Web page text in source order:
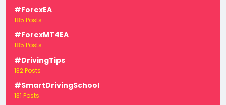
#ForexEA
185 Posts
#ForexMT4EA
185 Posts
#DrivingTips
132 Posts
#SmartDrivingSchool
131 Posts